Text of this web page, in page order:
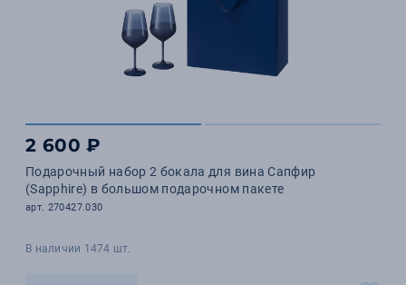
2 600 ₽
Подарочный набор 2 бокала для вина Сапфир
(Sapphire) в большом подарочном пакете
арт. 270427.030
В наличии 1474 шт.